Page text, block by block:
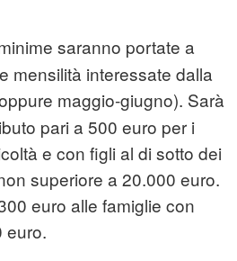
saranno portate a
mensilità interessate dalla
maggio-giugno). Sarà
pari a 500 euro per i
e con figli al di sotto dei
superiore a 20.000 euro.
euro alle famiglie con
euro.